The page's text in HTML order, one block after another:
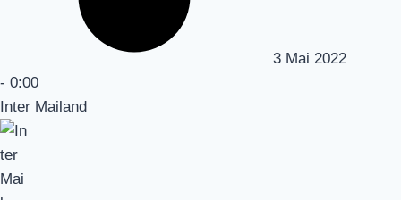
3 Mai 2022
- 0:00
Inter Mailand